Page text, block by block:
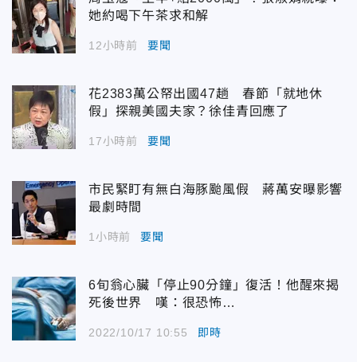
她約喝下午茶求和解
12小時前 要聞
花2383萬公帑出國47趟 春節「就地休
假」探親美國夫家？徐佳青回應了
17小時前 要聞
市民緊盯有無白海豚颱風假 蔣萬安曝影響
最劇時間
1小時前 要聞
6旬翁心臟「停止90分鐘」復活！他醒來揭
死後世界 嘆：很恐怖…
2022/10/17 10:55 即時